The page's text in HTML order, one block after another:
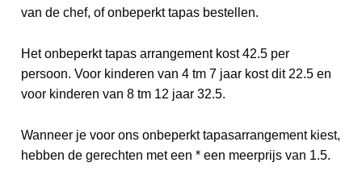
van de chef, of onbeperkt tapas bestellen.
Het onbeperkt tapas arrangement kost 42.5 per
persoon. Voor kinderen van 4 tm 7 jaar kost dit 22.5 en
voor kinderen van 8 tm 12 jaar 32.5.
Wanneer je voor ons onbeperkt tapasarrangement kiest,
hebben de gerechten met een * een meerprijs van 1.5.